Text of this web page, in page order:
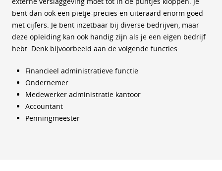
bent dan ook een pietje-precies en uiteraard enorm goed
met cijfers. Je bent inzetbaar bij diverse bedrijven, maar
deze opleiding kan ook handig zijn als je een eigen bedrijf
hebt. Denk bijvoorbeeld aan de volgende functies:
Financieel administratieve functie
Ondernemer
Medewerker administratie kantoor
Accountant
Penningmeester